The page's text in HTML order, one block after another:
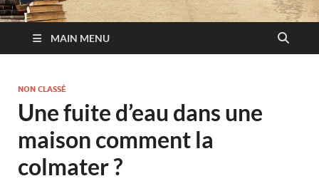
MAIN MENU
NON CLASSÉ
Une fuite d’eau dans une
maison comment la
colmater ?